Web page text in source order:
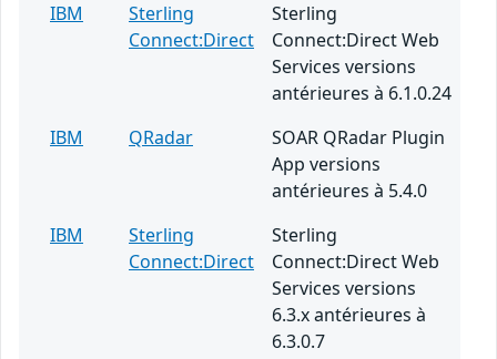
IBM
Sterling
Connect:Direct
Sterling
Connect:Direct Web
Services versions
antérieures à 6.1.0.24
IBM
QRadar
SOAR QRadar Plugin
App versions
antérieures à 5.4.0
IBM
Sterling
Connect:Direct
Sterling
Connect:Direct Web
Services versions
6.3.x antérieures à
6.3.0.7